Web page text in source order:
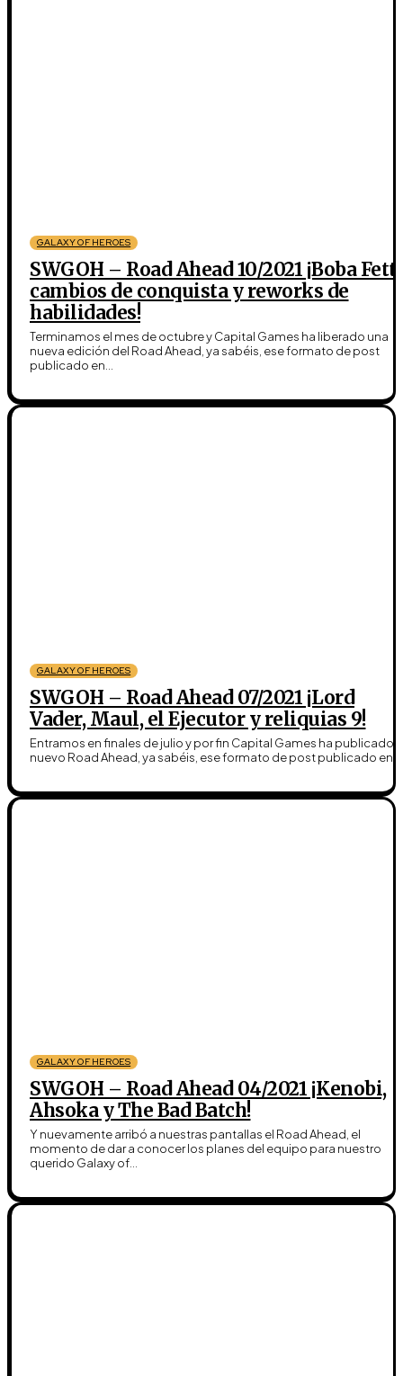
GALAXY OF HEROES
SWGOH – Road Ahead 10/2021 ¡Boba Fett,
cambios de conquista y reworks de
habilidades!
Terminamos el mes de octubre y Capital Games ha liberado una
nueva edición del Road Ahead, ya sabéis, ese formato de post
publicado en...
GALAXY OF HEROES
SWGOH – Road Ahead 07/2021 ¡Lord
Vader, Maul, el Ejecutor y reliquias 9!
Entramos en finales de julio y por fin Capital Games ha publicado
nuevo Road Ahead, ya sabéis, ese formato de post publicado en...
GALAXY OF HEROES
SWGOH – Road Ahead 04/2021 ¡Kenobi,
Ahsoka y The Bad Batch!
Y nuevamente arribó a nuestras pantallas el Road Ahead, el
momento de dar a conocer los planes del equipo para nuestro
querido Galaxy of...